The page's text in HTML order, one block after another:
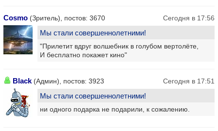
Cosmo (Зритель), постов: 3670 Сегодня в 17:56
Мы стали совершеннолетними!
"Прилетит вдруг волшебник в голубом вертолёте,
И бесплатно покажет кино"
Black(Админ), постов: 3923 Сегодня в 17:51
Мы стали совершеннолетними!
ни одного подарка не подарили, к сожалению.